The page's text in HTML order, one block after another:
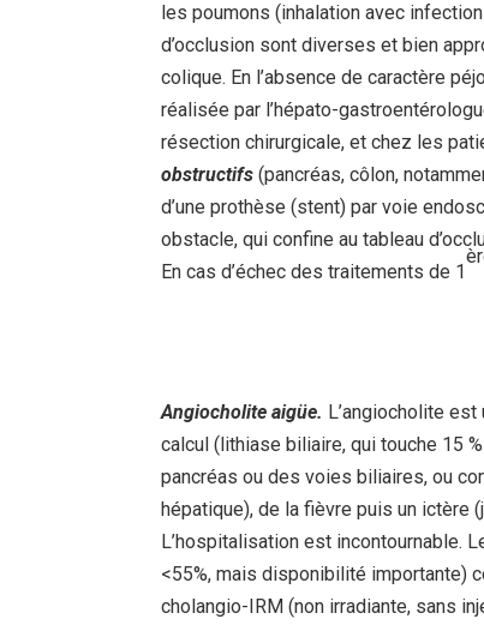
les poumons (inhalation avec
d’occlusion sont diverses et bien
colique. En l’absence de caractère
réalisée par l’hépato-
résection chirurgicale, et chez les
obstructifs(pancréas, côlon,
d’une prothèse (stent) par voie
obstacle, qui confine au tableau
En cas d’échec des traitements de 1
Angiocholite aigüe. L’angiocholite
calcul (lithiase biliaire, qui touche 15
pancréas ou des voies biliaires, ou
hépatique), de la fièvre puis un ictère
L’hospitalisation est incontournable.
<55%, mais disponibilité importante)
cholangio-IRM (non irradiante, sans